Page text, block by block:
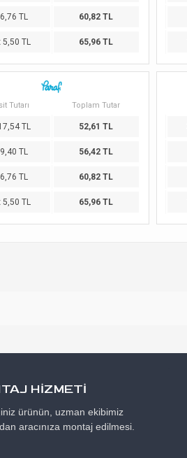
TL 60,82 TL
5,50 TL 65,96 TL
Tutarı Toplam Tutar
TL 52,61 TL
TL 56,42 TL
TL 60,82 TL
5,50 TL 65,96 TL
HİZMETİ
ürünün, uzman ekibimiz
aracınıza montaj edilmesi.